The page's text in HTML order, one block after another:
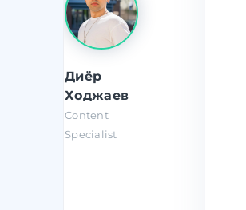
Диёр
Ходжаев
Content
Specialist